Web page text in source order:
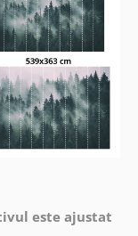
este ajustat